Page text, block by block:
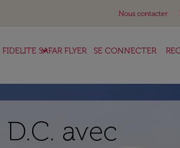
Nous contacter
FIDELITE SAFAR FLYER
keyboard_arrow_down SE CONNECTER
avec